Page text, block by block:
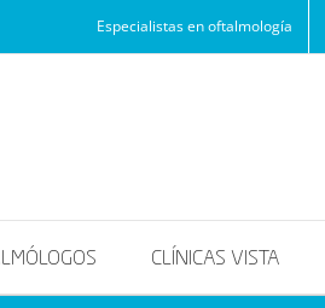
Especialistas en oftalmología
CLÍNICAS VISTA